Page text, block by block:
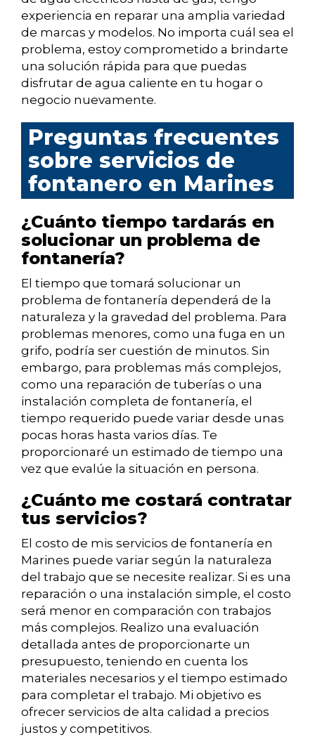
experiencia en reparar una amplia variedad
de marcas y modelos. No importa cuál sea el
problema, estoy comprometido a brindarte
una solución rápida para que puedas
disfrutar de agua caliente en tu hogar o
negocio nuevamente.
Preguntas frecuentes
sobre servicios de
fontanero en Marines
¿Cuánto tiempo tardarás en
solucionar un problema de
fontanería?
El tiempo que tomará solucionar un
problema de fontanería dependerá de la
naturaleza y la gravedad del problema. Para
problemas menores, como una fuga en un
grifo, podría ser cuestión de minutos. Sin
embargo, para problemas más complejos,
como una reparación de tuberías o una
instalación completa de fontanería, el
tiempo requerido puede variar desde unas
pocas horas hasta varios días. Te
proporcionaré un estimado de tiempo una
vez que evalúe la situación en persona.
¿Cuánto me costará contratar
tus servicios?
El costo de mis servicios de fontanería en
Marines puede variar según la naturaleza
del trabajo que se necesite realizar. Si es una
reparación o una instalación simple, el costo
será menor en comparación con trabajos
más complejos. Realizo una evaluación
detallada antes de proporcionarte un
presupuesto, teniendo en cuenta los
materiales necesarios y el tiempo estimado
para completar el trabajo. Mi objetivo es
ofrecer servicios de alta calidad a precios
justos y competitivos.